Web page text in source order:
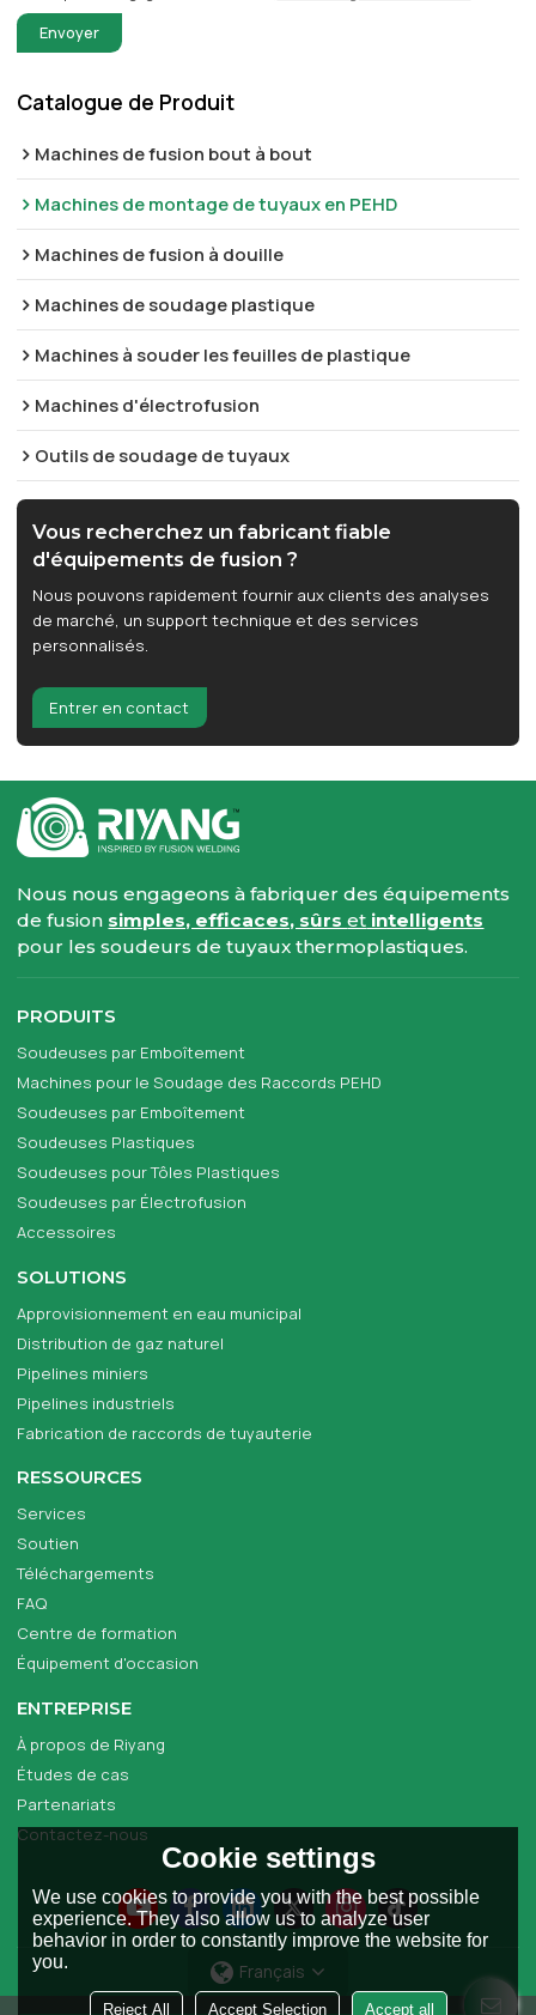
Envoyer
Catalogue de Produit
Machines de fusion bout à bout
Machines de montage de tuyaux en PEHD
Machines de fusion à douille
Machines de soudage plastique
Machines à souder les feuilles de plastique
Machines d'électrofusion
Outils de soudage de tuyaux
Vous recherchez un fabricant fiable
d'équipements de fusion ?
Nous pouvons rapidement fournir aux clients des analyses
de marché, un support technique et des services
personnalisés.
Entrer en contact
Nous nous engageons à fabriquer des équipements
de fusion simples, efficaces, sûrset intelligents
pour les soudeurs de tuyaux thermoplastiques.
PRODUITS
Soudeuses par Emboîtement
Machines pour le Soudage des Raccords PEHD
Soudeuses par Emboîtement
Soudeuses Plastiques
Soudeuses pour Tôles Plastiques
Soudeuses par Électrofusion
Accessoires
SOLUTIONS
Approvisionnement en eau municipal
Distribution de gaz naturel
Pipelines miniers
Pipelines industriels
Fabrication de raccords de tuyauterie
RESSOURCES
Services
Soutien
Téléchargements
FAQ
Centre de formation
Équipement d'occasion
ENTREPRISE
À propos de Riyang
Études de cas
Partenariats
Contactez-nous
Français
Cookie settings
We use cookies to provide you with the best possible
experience. They also allow us to analyze user
behavior in order to constantly improve the website for
you.
Reject All Accept Selection Accept all